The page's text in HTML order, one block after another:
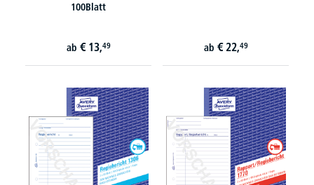
100Blatt
ab € 13,49 ab € 22,49